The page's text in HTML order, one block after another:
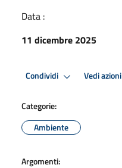
Data :
11 dicembre 2025
Condividi Vedi azioni
Categorie:
Ambiente
Argomenti: